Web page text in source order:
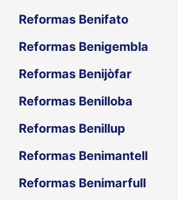
Reformas Benifato
Reformas Benigembla
Reformas Benijòfar
Reformas Benilloba
Reformas Benillup
Reformas Benimantell
Reformas Benimarfull